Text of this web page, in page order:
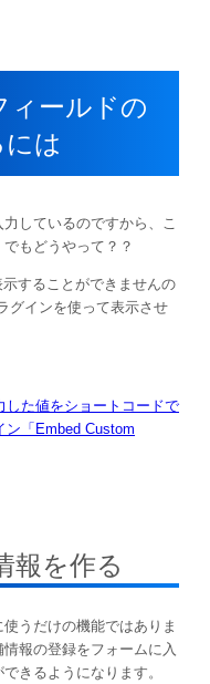
ールドの
は
しているのですから、こ
もどうやって？？
することができませんの
グインを使って表示させ
した値をショートコードで
ン「Embed Custom
報を作る
うだけの機能ではありま
報の登録をフォームに入
きるようになります。